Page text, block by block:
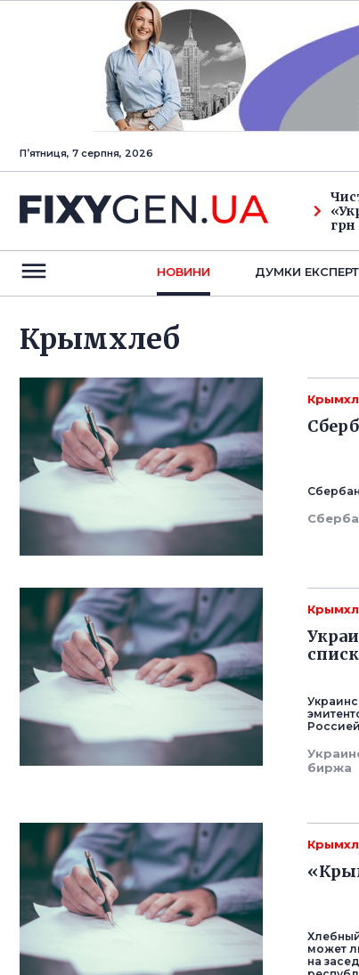
Пʼятниця, 7 серпня, 2026
грн
НОВИНИ ДУМКИ
Крымхлеб
биржа
может
на